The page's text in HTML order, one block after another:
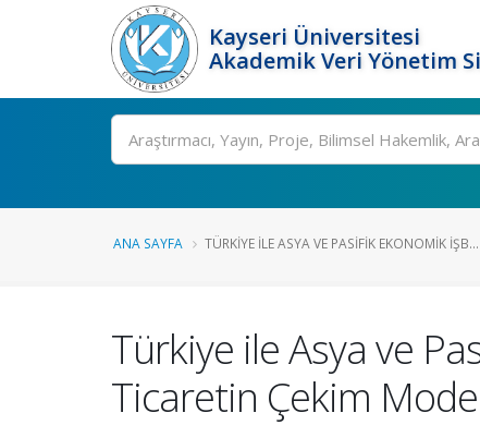
Kayseri Üniversitesi
Akademik Veri Yönetim
Ara
ANA SAYFA TÜRKIYE ILE ASYA VE PASIFIK EKONOMIK İŞB...
Türkiye ile Asya ve
Ticaretin Çekim